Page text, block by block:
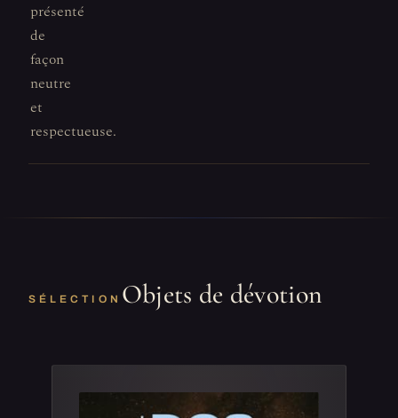
présenté
de
façon
neutre
et
respectueuse.
SÉLECTION Objets de dévotion